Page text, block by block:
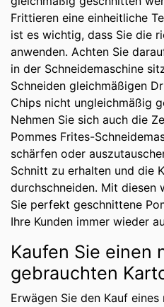
Frittieren eine einheitliche
ist es wichtig, dass Sie die
anwenden. Achten Sie
in der Schneidemaschine
Schneiden gleichmäßigen
Chips nicht ungleichmäßig
Nehmen Sie sich auch die
Pommes Frites-
schärfen oder
Schnitt zu erhalten und die
durchschneiden. Mit diesen
Sie perfekt geschnittene
Ihre Kunden immer wieder
Kaufen Sie einen
gebrauchten
Erwägen Sie den Kauf